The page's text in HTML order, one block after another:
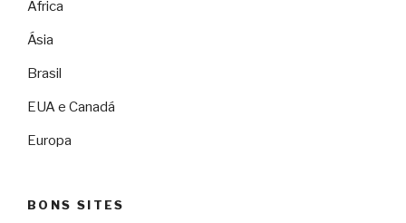
África
Ásia
Brasil
EUA e Canadá
Europa
BONS SITES